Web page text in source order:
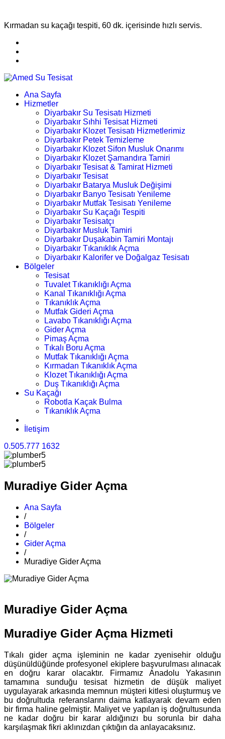
Kırmadan su kaçağı tespiti, 60 dk. içerisinde hızlı servis.
Ana Sayfa
Hizmetler
Diyarbakır Su Tesisatı Hizmeti
Diyarbakır Sıhhi Tesisat Hizmeti
Diyarbakır Klozet Tesisatı Hizmetlerimiz
Diyarbakır Petek Temizleme
Diyarbakır Klozet Sifon Musluk Onarımı
Diyarbakır Klozet Şamandıra Tamiri
Diyarbakır Tesisat & Tamirat Hizmeti
Diyarbakır Tesisat
Diyarbakır Batarya Musluk Değişimi
Diyarbakır Banyo Tesisatı Yenileme
Diyarbakır Mutfak Tesisatı Yenileme
Diyarbakır Su Kaçağı Tespiti
Diyarbakır Tesisatçı
Diyarbakır Musluk Tamiri
Diyarbakır Duşakabin Tamiri Montajı
Diyarbakır Tıkanıklık Açma
Diyarbakır Kalorifer ve Doğalgaz Tesisatı
Bölgeler
Tesisat
Tuvalet Tıkanıklığı Açma
Kanal Tıkanıklığı Açma
Tıkanıklık Açma
Mutfak Gideri Açma
Lavabo Tıkanıklığı Açma
Gider Açma
Pimaş Açma
Tıkalı Boru Açma
Mutfak Tıkanıklığı Açma
Kırmadan Tıkanıklık Açma
Klozet Tıkanıklığı Açma
Duş Tıkanıklığı Açma
Su Kaçağı
Robotla Kaçak Bulma
Tıkanıklık Açma
İletişim
0.505.777 1632
Muradiye Gider Açma
Ana Sayfa
/
Bölgeler
/
Gider Açma
/
Muradiye Gider Açma
Muradiye Gider Açma
Muradiye Gider Açma Hizmeti
Tıkalı gider açma işleminin ne kadar zyenisehir olduğu
düşünüldüğünde profesyonel ekiplere başvurulması alınacak
en doğru karar olacaktır. Firmamız Anadolu Yakasının
tamamına sunduğu tesisat hizmetin de düşük maliyet
uygulayarak arkasında memnun müşteri kitlesi oluşturmuş ve
bu doğrultuda referanslarını daima katlayarak devam eden
bir firma haline gelmiştir. Maliyet ve yapılan iş doğrultusunda
ne kadar doğru bir karar aldığınızı bu sorunla bir daha
karşılaşmak fikri aklınızdan çıktığın da anlayacaksınız.